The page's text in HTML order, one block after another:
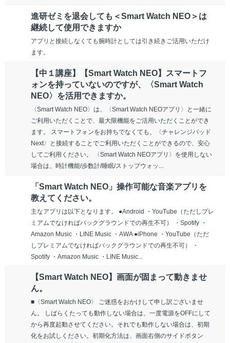
進研ゼミを退会しても＜Smart Watch NEO＞は
継続して使用できますか
アプリと接続しなくても腕時計としては引き続きご活用いただけ
ます。
【中１講座】【Smart Watch NEO】スマートフ
ォンを持っていないのですが、〈Smart Watch
NEO〉を活用できますか。
〈Smart Watch NEO〉は、〈Smart Watch NEOアプリ〉と一緒に
ご利用いただくことで、最大限機能をご活用いただくことができ
ます。 スマートフォンをお持ちでなくても、〈チャレンジパッド
Next〉と接続することでご利用いただくことができるので、安心
してご利用ください。 〈Smart Watch NEOアプリ〉を使用しない
場合は、時計機能/歩数計/睡眠/ストップウォッ...
「Smart Watch NEO」操作可能な音楽アプリを
教えてください。
主なアプリは以下となります。 ●Android ・YouTube（ただしプレ
ミアムでなければバックグラウンドでの再生不可） ・Spotify ・
Amazon Music ・LINE Music ・AWA ●iPhone ・YouTube（ただ
しプレミアムでなければバックグラウンドでの再生不可） ・
Spotify ・Amazon Music ・LINE Music...
【Smart Watch NEO】画面が固まって動きませ
ん。
■〈Smart Watch NEO〉 ご迷惑をおかけして申し訳ございませ
ん。 しばらくたっても動作しない場合は、一度電源をOFFにして
から再度起動させてください。それでも動作しない場合は、初期
化をお試しください。初期化方法は、画面右側のサイドボタン